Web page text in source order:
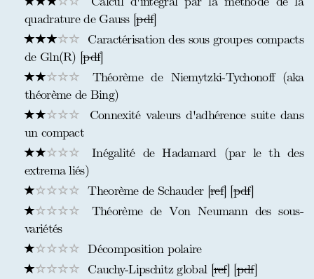
quadrature de Gauss [pdf]
Caractérisation des sous groupes compacts
de Gln(R) [pdf]
Théorème de Niemytzki-Tychonoff (aka
théorème de Bing)
Connexité valeurs d'adhérence suite dans
un compact
Inégalité de Hadamard (par le th des
extrema liés)
Theorème de Schauder [ref] [pdf]
Théorème de Von Neumann des sous-
variétés
Décomposition polaire
Cauchy-Lipschitz global [ref] [pdf]